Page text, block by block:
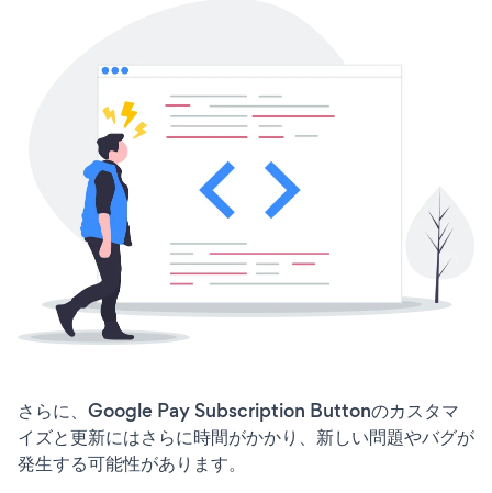
さらに、Google Pay Subscription Buttonのカスタマ
イズと更新にはさらに時間がかかり、新しい問題やバグが
発生する可能性があります。